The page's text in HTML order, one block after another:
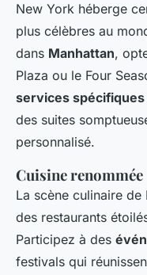
New York héberge
plus célèbres au
dans Manhattan,
Plaza ou le Four
services
des suites
personnalisé.
Cuisine renommée
La scène culinaire
des restaurants
Participez à des
festivals qui